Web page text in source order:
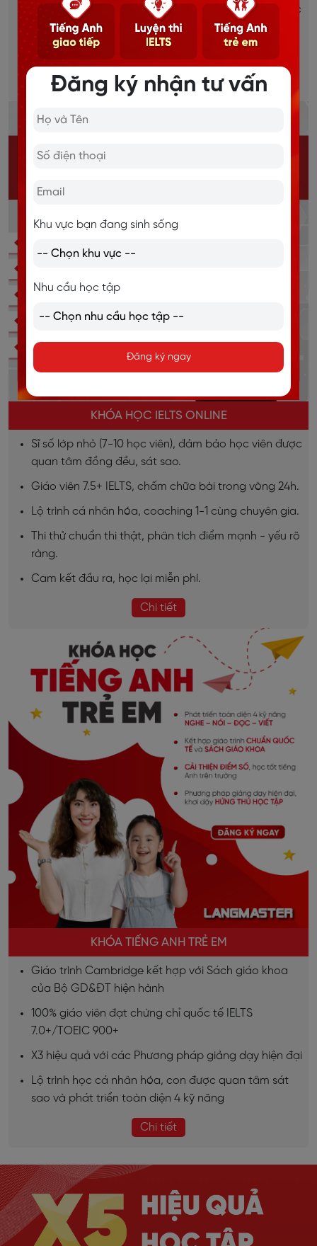
Dựa trên mục tiêu, đặc thù từng ngành việc của học
viên.
Học mọi lúc mọi nơi, thời gian linh hoạt.
Chi tiết
KHÓA HỌC IELTS ONLINE
Sĩ số lớp nhỏ (7-10 học viên), đảm bảo học viên được
quan tâm đồng đều, sát sao.
Giáo viên 7.5+ IELTS, chấm chữa bài trong vòng 24h.
Lộ trình cá nhân hóa, coaching 1-1 cùng chuyên gia.
Thi thử chuẩn thi thật, phân tích điểm mạnh - yếu rõ
ràng.
Cam kết đầu ra, học lại miễn phí.
Chi tiết
KHÓA TIẾNG ANH TRẺ EM
Giáo trình Cambridge kết hợp với Sách giáo khoa
của Bộ GD&ĐT hiện hành
100% giáo viên đạt chứng chỉ quốc tế IELTS
7.0+/TOEIC 900+
X3 hiệu quả với các Phương pháp giảng dạy hiện đại
Lộ trình học cá nhân hóa, con được quan tâm sát
sao và phát triển toàn diện 4 kỹ năng
Chi tiết
Đăng ký nhận tư vấn
Khu vực bạn đang sinh sống
Nhu cầu học tập
Đăng ký ngay